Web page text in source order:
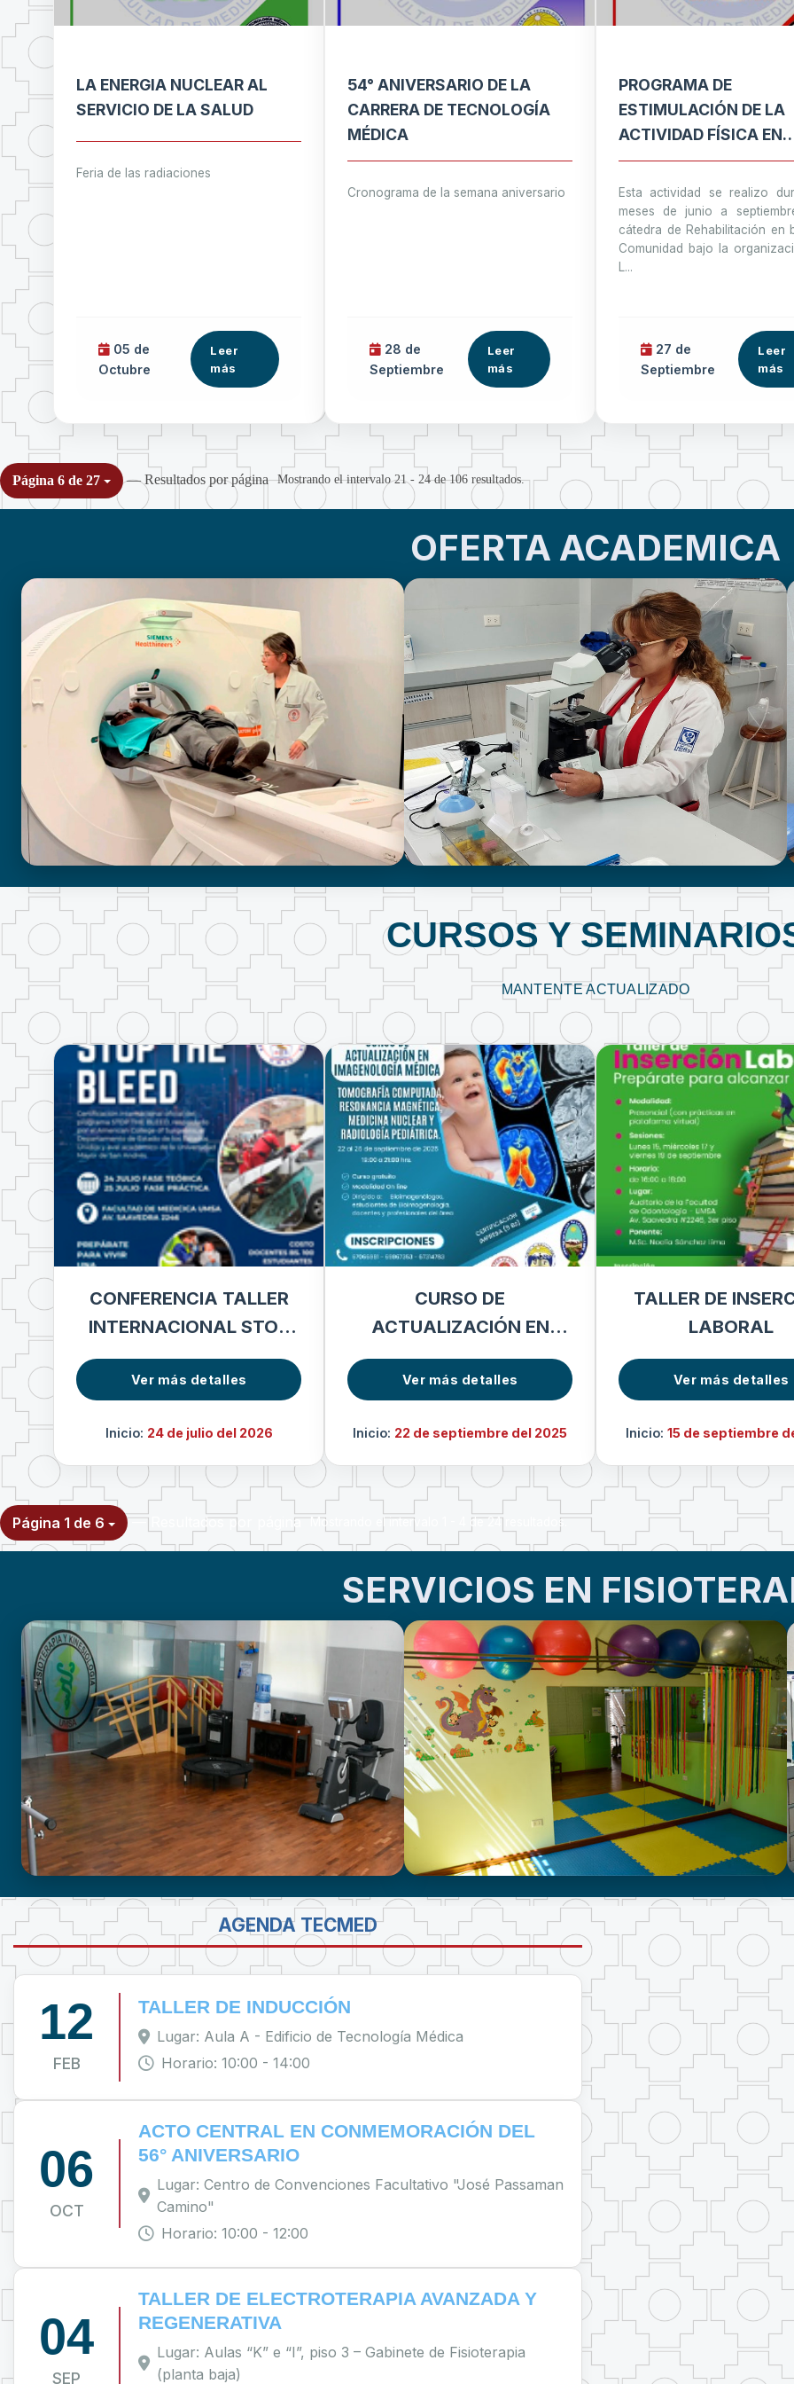
LA ENERGIA NUCLEAR AL
SERVICIO DE LA SALUD
Feria de las radiaciones
05 de
Octubre
Leer
más
54° ANIVERSARIO DE LA
CARRERA DE TECNOLOGÍA
MÉDICA
Cronograma de la semana aniversario
28 de
Septiembre
Leer
más
PROGRAMA DE
ESTIMULACIÓN DE LA
ACTIVIDAD FÍSICA EN
PACIENTES CON
TRATAMIENTOS
CANCER Y SUS
CUIDADORES,
EL ALBERGUE
Esta actividad se realizo
meses de junio a
cátedra de Rehabilitación en
Comunidad bajo la
L...
27 de
Septiembre
Leer
más
Página 6 de 27 — Resultados por página Mostrando el intervalo 21 - 24 de 106 resultados.
OFERTA ACADEMICA
BIOIMAGENOLOGÍA LABORATORIO CLÍNICO
CURSOS Y
MANTENTE ACTUALIZADO
CONFERENCIA TALLER
INTERNACIONAL STOP
THE BLEED
Ver más detalles
Inicio: 24 de julio del 2026
CURSO DE
ACTUALIZACIÓN EN
IMAGENOLOGÍA MÉDICA
Ver más detalles
Inicio: 22 de septiembre del 2025
TALLER DE
LABORAL
Ver más detalles
Inicio: 15 de septiembre
Página 1 de 6 — Resultados por página Mostrando el intervalo 1 - 4 de 24 resultados.
SERVICIOS EN
GABINETE DE FISIOTERAPIA
CENTRO DE ATENCIÓN EN
NEURODESARROLLO INFANTIL
AGENDA TECMED
12
FEB
TALLER DE INDUCCIÓN
Lugar: Aula A - Edificio de Tecnología Médica
Horario: 10:00 - 14:00
06
OCT
ACTO CENTRAL EN CONMEMORACIÓN DEL
56° ANIVERSARIO
Lugar: Centro de Convenciones Facultativo "José Passaman
Camino"
Horario: 10:00 - 12:00
04
SEP
TALLER DE ELECTROTERAPIA AVANZADA Y
REGENERATIVA
Lugar: Aulas “K” e “I”, piso 3 – Gabinete de Fisioterapia
(planta baja)